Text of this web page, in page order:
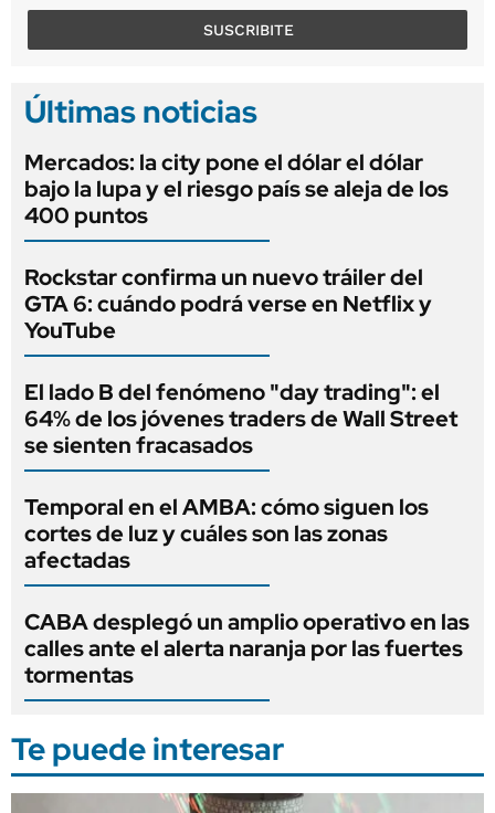
SUSCRIBITE
Últimas noticias
Mercados: la city pone el dólar el dólar
bajo la lupa y el riesgo país se aleja de los
400 puntos
Rockstar confirma un nuevo tráiler del
GTA 6: cuándo podrá verse en Netflix y
YouTube
El lado B del fenómeno "day trading": el
64% de los jóvenes traders de Wall Street
se sienten fracasados
Temporal en el AMBA: cómo siguen los
cortes de luz y cuáles son las zonas
afectadas
CABA desplegó un amplio operativo en las
calles ante el alerta naranja por las fuertes
tormentas
Te puede interesar